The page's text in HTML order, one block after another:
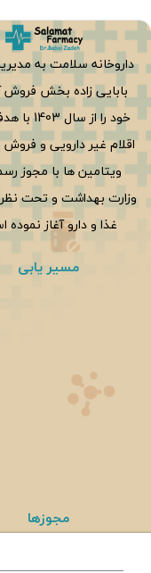
داروخانه سلامت به
بابایی زاده بخش فروش
خود را از سال
اقلام غیر دارویی و
ویتامین ها با مجوز
وزارت بهداشت و تحت
غذا و دارو آغاز
مسیر یابی
مجوزها